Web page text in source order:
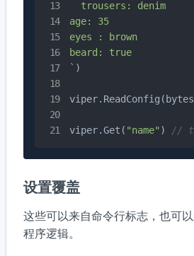
  trousers: denim
age: 35
eyes : brown
beard: true
` )
viper.Get( "name" ) //
设置覆盖
这些可以来自命令行标志，也可
程序逻辑。